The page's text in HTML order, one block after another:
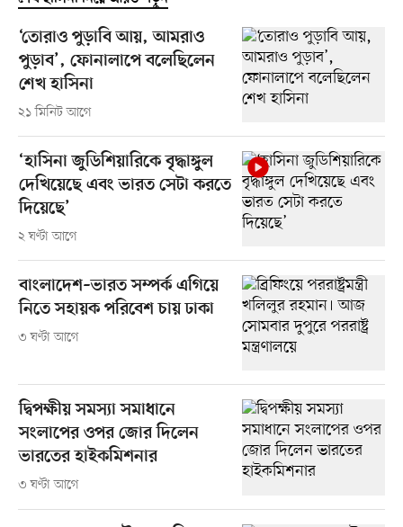
‘তোরাও পুড়াবি আয়, আমরাও
পুড়াব’, ফোনালাপে বলেছিলেন
শেখ হাসিনা
২১ মিনিট আগে
‘হাসিনা জুডিশিয়ারিকে বৃদ্ধাঙ্গুল
দেখিয়েছে এবং ভারত সেটা করতে
দিয়েছে’
২ ঘণ্টা আগে
বাংলাদেশ–ভারত সম্পর্ক এগিয়ে
নিতে সহায়ক পরিবেশ চায় ঢাকা
৩ ঘণ্টা আগে
দ্বিপক্ষীয় সমস্যা সমাধানে
সংলাপের ওপর জোর দিলেন
ভারতের হাইকমিশনার
৩ ঘণ্টা আগে